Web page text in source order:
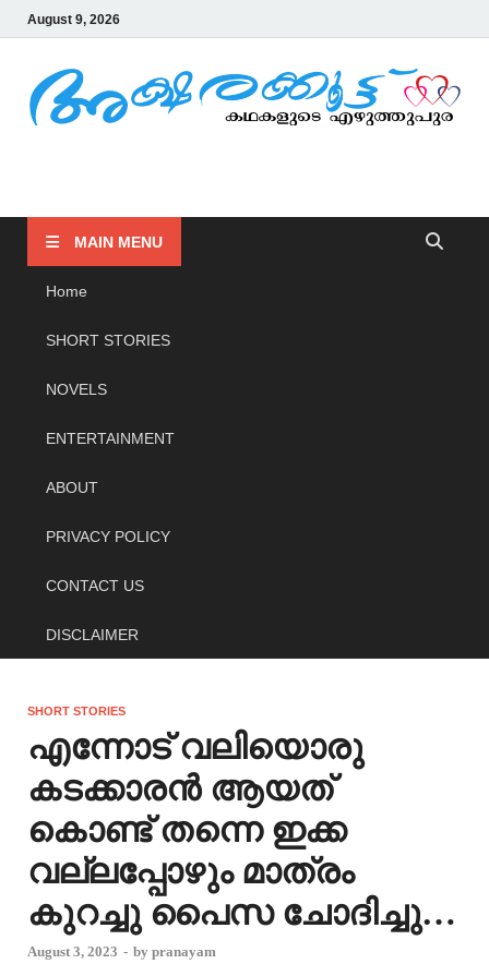
August 9, 2026
MAIN MENU
Home
SHORT STORIES
NOVELS
ENTERTAINMENT
ABOUT
PRIVACY POLICY
CONTACT US
DISCLAIMER
SHORT STORIES
എന്നോട് വലിയൊരു
കടക്കാരൻ ആയത്
കൊണ്ട് തന്നെ ഇക്ക
വല്ലപ്പോഴും മാത്രം
കുറച്ചു പൈസ ചോദിച്ചു…
August 3, 2023 - by pranayam